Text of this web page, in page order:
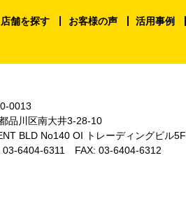
店舗を探す お客様の声 活用事例
0013
品川区南大井3-28-10
BLD No140 OI トレーディングビル5F
03-6404-6311 FAX: 03-6404-6312